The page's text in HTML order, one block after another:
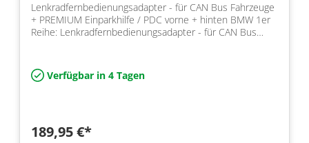
Lenkradfernbedienungsadapter - für CAN Bus Fahrzeuge
+ PREMIUM Einparkhilfe / PDC vorne + hinten BMW 1er
Reihe: Lenkradfernbedienungsadapter - für CAN Bus
Verfügbar in 4 Tagen
189,95 €*